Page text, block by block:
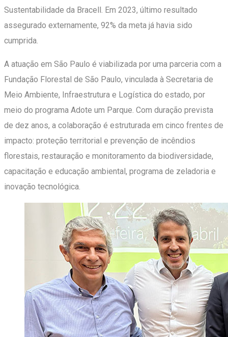
Sustentabilidade da Bracell. Em 2023, último resultado
assegurado externamente, 92% da meta já havia sido
cumprida.
A atuação em São Paulo é viabilizada por uma parceria com a
Fundação Florestal de São Paulo, vinculada à Secretaria de
Meio Ambiente, Infraestrutura e Logística do estado, por
meio do programa Adote um Parque. Com duração prevista
de dez anos, a colaboração é estruturada em cinco frentes de
impacto: proteção territorial e prevenção de incêndios
florestais, restauração e monitoramento da biodiversidade,
capacitação e educação ambiental, programa de zeladoria e
inovação tecnológica.